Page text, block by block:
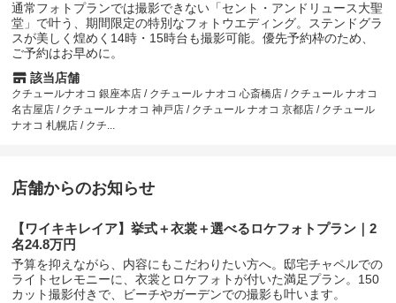
通常フォトプランでは撮影できない「セント・アンドリュース大聖
堂」で叶う、期間限定の特別なフォトウエディング。ステンドグラ
スが美しく煌めく14時・15時台も撮影可能。優先予約枠のため、
ご予約はお早めに。
該当店舗
クチュールナオコ 銀座本店 / クチュール ナオコ 心斎橋店 / クチュール ナオコ
名古屋店 / クチュール ナオコ 神戸店 / クチュール ナオコ 京都店 / クチュール
ナオコ 札幌店 / クチ...
店舗からのお知らせ
【ワイキキレイア】挙式＋衣裳＋選べるロケフォトプラン｜2
名24.8万円
予算を抑えながら、内容にもこだわりたい方へ。邸宅チャペルでの
ライトセレモニーに、衣裳とロケフォトが付いた満足プラン。150
カット撮影付きで、ビーチやガーデンでの撮影も叶います。